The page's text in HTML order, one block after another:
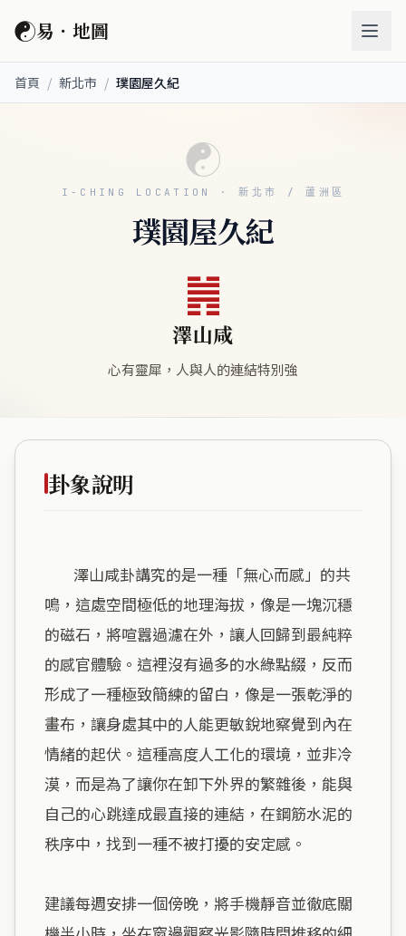
☯易．地圖
首頁 / 新北市 / 璞園屋久紀
☯
I-CHING LOCATION · 新北市 / 蘆洲區
璞園屋久紀
䷞
澤山咸
心有靈犀，人與人的連結特別強
卦象說明
鳴，這處空間極低的地理海拔，像是一塊沉穩
的磁石，將喧囂過濾在外，讓人回歸到最純粹
的感官體驗。這裡沒有過多的水綠點綴，反而
形成了一種極致簡練的留白，像是一張乾淨的
畫布，讓身處其中的人能更敏銳地察覺到內在
情緒的起伏。這種高度人工化的環境，並非冷
漠，而是為了讓你在卸下外界的繁雜後，能與
自己的心跳達成最直接的連結，在鋼筋水泥的
秩序中，找到一種不被打擾的安定感。
建議每週安排一個傍晚，將手機靜音並徹底關